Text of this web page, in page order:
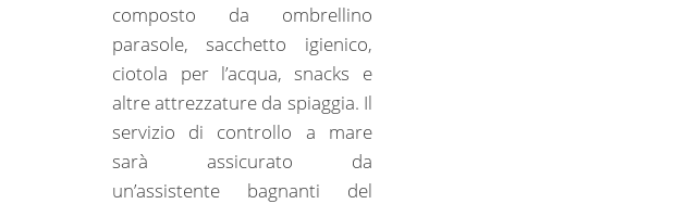
composto da ombrellino
parasole, sacchetto igienico,
ciotola per l’acqua, snacks e
altre attrezzature da spiaggia. Il
servizio di controllo a mare
sarà assicurato da
un’assistente bagnanti del